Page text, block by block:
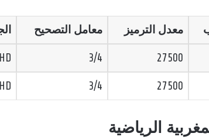
معدل الترميز معامل التصحيح
27500
3/4
HD
27500
3/4
HD